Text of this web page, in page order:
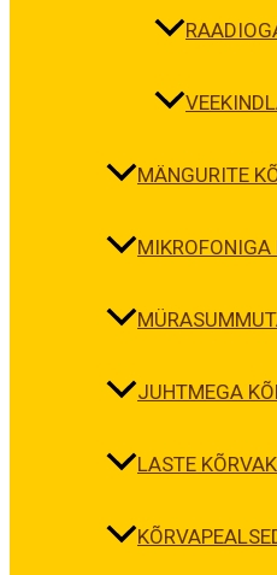
MÄNGURITE
JUHTMEGA
LASTE